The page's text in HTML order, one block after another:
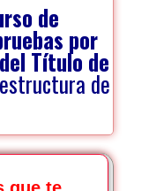
de
por
Título de
de